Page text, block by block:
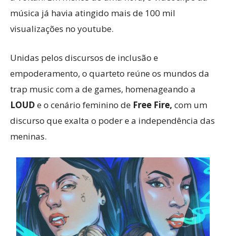
música já havia atingido mais de 100 mil
visualizações no youtube.
Unidas pelos discursos de inclusão e
empoderamento, o quarteto reúne os mundos da
trap music com a de games, homenageando a
LOUD e o cenário feminino de Free Fire, com um
discurso que exalta o poder e a independência das
meninas.